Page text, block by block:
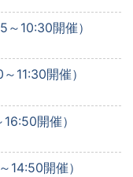
10:30開催）
11:30開催）
開催）
14:50開催）